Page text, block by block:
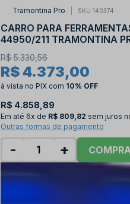
Tramontina Pro SKU 140374
CARRO PARA
44950/211 TRAMONTINA
R$ 5.330,56
R$ 4.373,00
à vista no PIX com 10% OFF
R$ 4.858,89
Em até 6x de R$ 809,82 sem juros
Outras formas de pagamento
- +